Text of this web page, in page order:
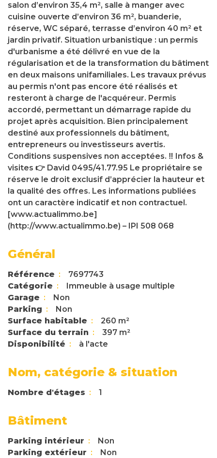
salon d’environ 35,4 m², salle à manger avec
cuisine ouverte d’environ 36 m², buanderie,
réserve, WC séparé, terrasse d’environ 40 m² et
jardin privatif. Situation urbanistique : un permis
d'urbanisme a été délivré en vue de la
régularisation et de la transformation du bâtiment
en deux maisons unifamiliales. Les travaux prévus
au permis n'ont pas encore été réalisés et
resteront à charge de l'acquéreur. Permis
accordé, permettant un démarrage rapide du
projet après acquisition. Bien principalement
destiné aux professionnels du bâtiment,
entrepreneurs ou investisseurs avertis.
Conditions suspensives non acceptées. ‼️ Infos &
visites 👉 David 0495/41.77.95 Le propriétaire se
réserve le droit exclusif d’apprécier la hauteur et
la qualité des offres. Les informations publiées
ont un caractère indicatif et non contractuel.
[www.actualimmo.be]
(http://www.actualimmo.be) – IPI 508 068
Général
Référence
7697743
Catégorie
Immeuble à usage multiple
Garage
Non
Parking
Non
Surface habitable
260 m²
Surface du terrain
397 m²
Disponibilité
à l'acte
Nom, catégorie & situation
Nombre d'étages 1
Bâtiment
Parking intérieur
Non
Parking extérieur
Non